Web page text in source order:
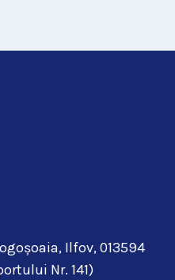
Ilfov, 013594
Nr. 141)